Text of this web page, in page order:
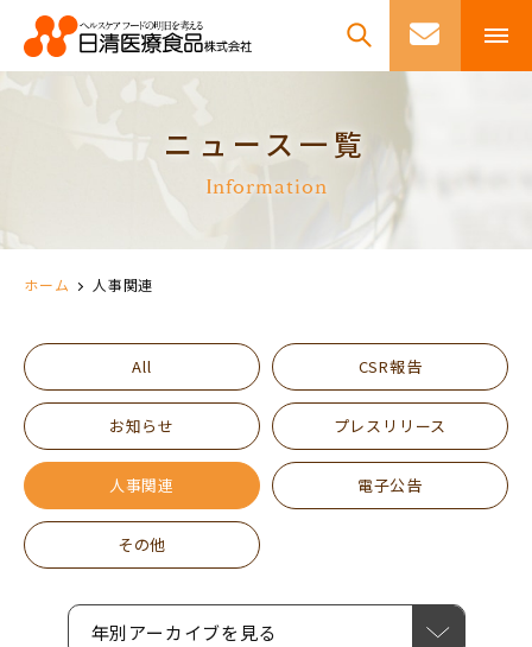
ニュース一覧
Information
ホーム 人事関連
All CSR報告
お知らせ プレスリリース
人事関連 電子公告
その他
年別アーカイブを見る